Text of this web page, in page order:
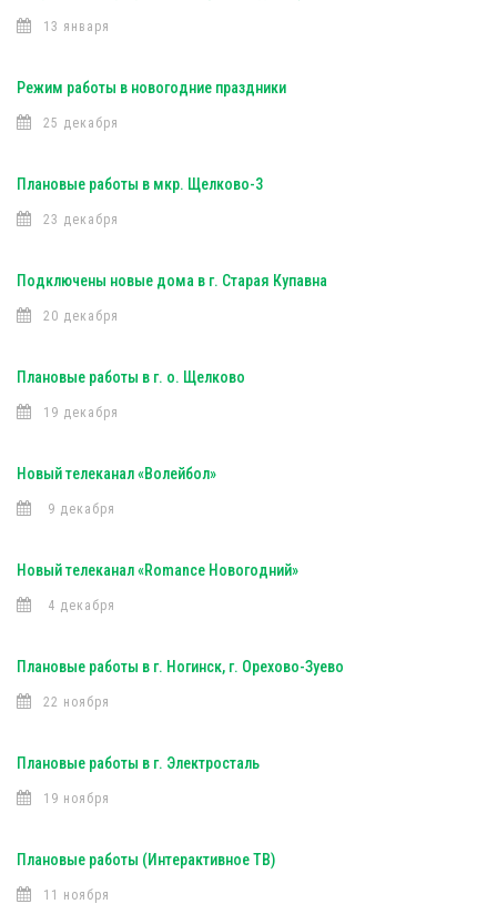
13 января
Режим работы в новогодние праздники
25 декабря
Плановые работы в мкр. Щелково-3
23 декабря
Подключены новые дома в г. Старая Купавна
20 декабря
Плановые работы в г. о. Щелково
19 декабря
Новый телеканал «Волейбол»
9 декабря
Новый телеканал «Romance Новогодний»
4 декабря
Плановые работы в г. Ногинск, г. Орехово-Зуево
22 ноября
Плановые работы в г. Электросталь
19 ноября
Плановые работы (Интерактивное ТВ)
11 ноября